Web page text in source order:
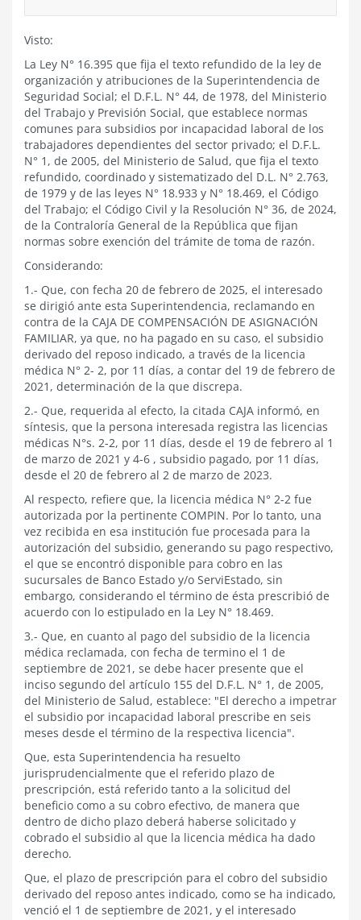
Visto:
La Ley N° 16.395 que fija el texto refundido de la ley de
organización y atribuciones de la Superintendencia de
Seguridad Social; el D.F.L. N° 44, de 1978, del Ministerio
del Trabajo y Previsión Social, que establece normas
comunes para subsidios por incapacidad laboral de los
trabajadores dependientes del sector privado; el D.F.L.
N° 1, de 2005, del Ministerio de Salud, que fija el texto
refundido, coordinado y sistematizado del D.L. N° 2.763,
de 1979 y de las leyes N° 18.933 y N° 18.469, el Código
del Trabajo; el Código Civil y la Resolución N° 36, de 2024,
de la Contraloría General de la República que fijan
normas sobre exención del trámite de toma de razón.
Considerando:
1.- Que, con fecha 20 de febrero de 2025, el interesado
se dirigió ante esta Superintendencia, reclamando en
contra de la CAJA DE COMPENSACIÓN DE ASIGNACIÓN
FAMILIAR, ya que, no ha pagado en su caso, el subsidio
derivado del reposo indicado, a través de la licencia
médica N° 2- 2, por 11 días, a contar del 19 de febrero de
2021, determinación de la que discrepa.
2.- Que, requerida al efecto, la citada CAJA informó, en
síntesis, que la persona interesada registra las licencias
médicas N°s. 2-2, por 11 días, desde el 19 de febrero al 1
de marzo de 2021 y 4-6 , subsidio pagado, por 11 días,
desde el 20 de febrero al 2 de marzo de 2023.
Al respecto, refiere que, la licencia médica N° 2-2 fue
autorizada por la pertinente COMPIN. Por lo tanto, una
vez recibida en esa institución fue procesada para la
autorización del subsidio, generando su pago respectivo,
el que se encontró disponible para cobro en las
sucursales de Banco Estado y/o ServiEstado, sin
embargo, considerando el término de ésta prescribió de
acuerdo con lo estipulado en la Ley N° 18.469.
3.- Que, en cuanto al pago del subsidio de la licencia
médica reclamada, con fecha de termino el 1 de
septiembre de 2021, se debe hacer presente que el
inciso segundo del artículo 155 del D.F.L. N° 1, de 2005,
del Ministerio de Salud, establece: "El derecho a impetrar
el subsidio por incapacidad laboral prescribe en seis
meses desde el término de la respectiva licencia".
Que, esta Superintendencia ha resuelto
jurisprudencialmente que el referido plazo de
prescripción, está referido tanto a la solicitud del
beneficio como a su cobro efectivo, de manera que
dentro de dicho plazo deberá haberse solicitado y
cobrado el subsidio al que la licencia médica ha dado
derecho.
Que, el plazo de prescripción para el cobro del subsidio
derivado del reposo antes indicado, como se ha indicado,
venció el 1 de septiembre de 2021, y el interesado